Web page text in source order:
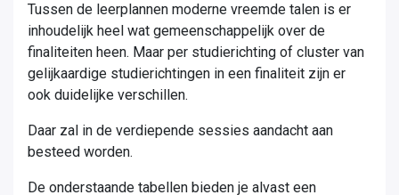
Tussen de leerplannen moderne vreemde talen is er
inhoudelijk heel wat gemeenschappelijk over de
finaliteiten heen. Maar per studierichting of cluster van
gelijkaardige studierichtingen in een finaliteit zijn er
ook duidelijke verschillen.
Daar zal in de verdiepende sessies aandacht aan
besteed worden.
De onderstaande tabellen bieden je alvast een